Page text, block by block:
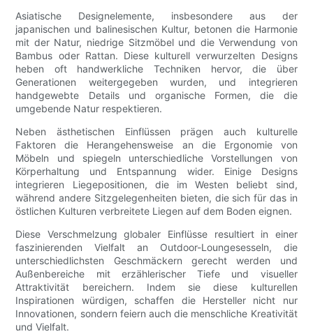
Asiatische Designelemente, insbesondere aus der
japanischen und balinesischen Kultur, betonen die Harmonie
mit der Natur, niedrige Sitzmöbel und die Verwendung von
Bambus oder Rattan. Diese kulturell verwurzelten Designs
heben oft handwerkliche Techniken hervor, die über
Generationen weitergegeben wurden, und integrieren
handgewebte Details und organische Formen, die die
umgebende Natur respektieren.
Neben ästhetischen Einflüssen prägen auch kulturelle
Faktoren die Herangehensweise an die Ergonomie von
Möbeln und spiegeln unterschiedliche Vorstellungen von
Körperhaltung und Entspannung wider. Einige Designs
integrieren Liegepositionen, die im Westen beliebt sind,
während andere Sitzgelegenheiten bieten, die sich für das in
östlichen Kulturen verbreitete Liegen auf dem Boden eignen.
Diese Verschmelzung globaler Einflüsse resultiert in einer
faszinierenden Vielfalt an Outdoor-Loungesesseln, die
unterschiedlichsten Geschmäckern gerecht werden und
Außenbereiche mit erzählerischer Tiefe und visueller
Attraktivität bereichern. Indem sie diese kulturellen
Inspirationen würdigen, schaffen die Hersteller nicht nur
Innovationen, sondern feiern auch die menschliche Kreativität
und Vielfalt.